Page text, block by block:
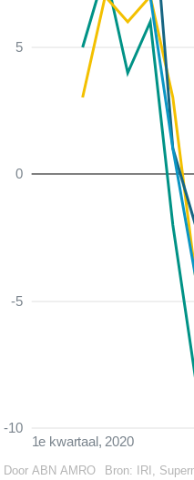
1e kwartaal, 2020
-10
-5
0
5
Bron: IRI,
Door ABN AMRO